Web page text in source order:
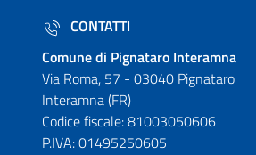
CONTATTI
Comune di Pignataro Interamna
Via Roma, 57 - 03040 Pignataro
Interamna (FR)
Codice fiscale: 81003050606
P.IVA: 01495250605